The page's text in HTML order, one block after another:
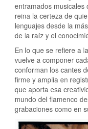
entramados musicales
reina la certeza de
lenguajes desde la
de la raíz y el
En lo que se refiere a
vuelve a componer
conforman los cantes
firme y amplia en
que aporta esa
mundo del flamenco
grabaciones como en